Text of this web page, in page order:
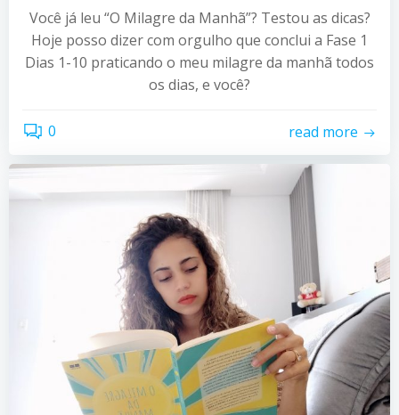
Você já leu “O Milagre da Manhã”? Testou as dicas?
Hoje posso dizer com orgulho que conclui a Fase 1
Dias 1-10 praticando o meu milagre da manhã todos
os dias, e você?
0 read more